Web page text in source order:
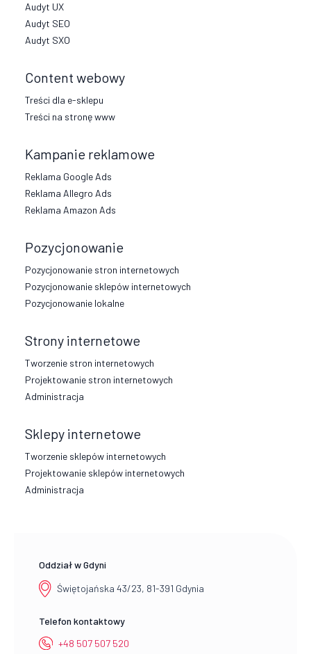
Audyt UX
Audyt SEO
Audyt SXO
Content webowy
Treści dla e-sklepu
Treści na stronę www
Kampanie reklamowe
Reklama Google Ads
Reklama Allegro Ads
Reklama Amazon Ads
Pozycjonowanie
Pozycjonowanie stron internetowych
Pozycjonowanie sklepów internetowych
Pozycjonowanie lokalne
Strony internetowe
Tworzenie stron internetowych
Projektowanie stron internetowych
Administracja
Sklepy internetowe
Tworzenie sklepów internetowych
Projektowanie sklepów internetowych
Administracja
Oddział w Gdyni
Świętojańska 43/23, 81-391 Gdynia
Telefon kontaktowy
+48 507 507 520